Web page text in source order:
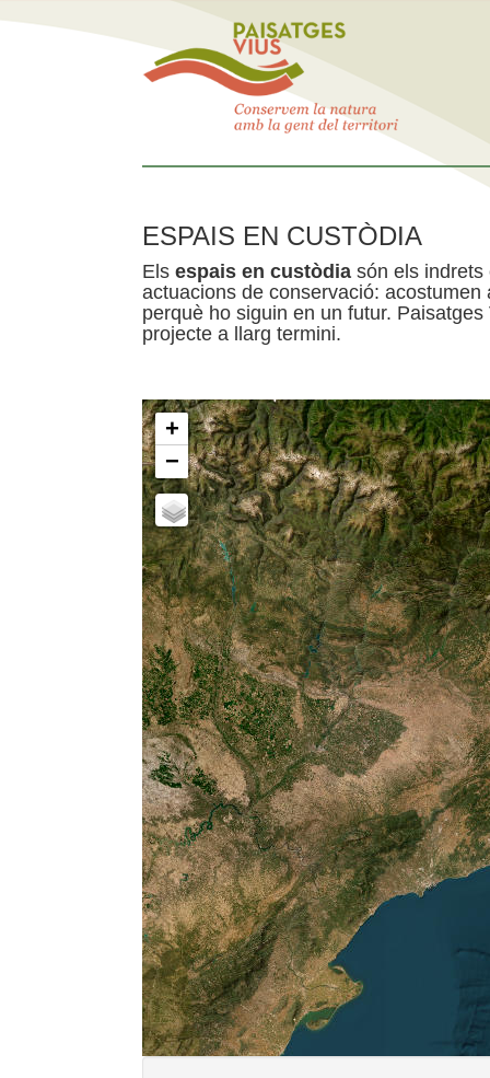
ESPAIS EN CUSTÒDIA
Els espais en custòdia són els indrets
actuacions de conservació:
perquè ho siguin en un futur.
projecte a llarg termini.
+
−